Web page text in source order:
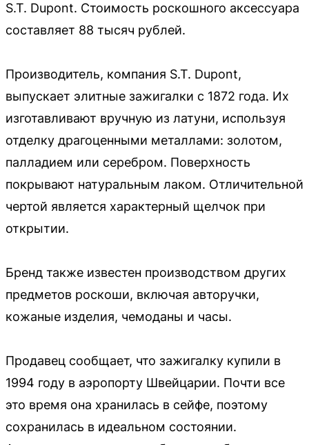
S.T. Dupont. Стоимость роскошного аксессуара
составляет 88 тысяч рублей.
Производитель, компания S.T. Dupont,
выпускает элитные зажигалки с 1872 года. Их
изготавливают вручную из латуни, используя
отделку драгоценными металлами: золотом,
палладием или серебром. Поверхность
покрывают натуральным лаком. Отличительной
чертой является характерный щелчок при
открытии.
Бренд также известен производством других
предметов роскоши, включая авторучки,
кожаные изделия, чемоданы и часы.
Продавец сообщает, что зажигалку купили в
1994 году в аэропорту Швейцарии. Почти все
это время она хранилась в сейфе, поэтому
сохранилась в идеальном состоянии.